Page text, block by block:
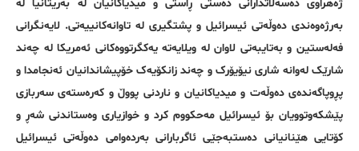
ژەهراوی دەسەڵاتدارانی دەستی ڕاستی و میدیاکانیان لە بەریتانیا لە
بەرژەوەندی دەوڵەتی ئیسرائیل و پشتگیری لە تاوانەکانییەتی. لایەنگرانی
فەلەستین و بەتایبەتی لاوان لە ویلایەتە یەکگرتووەکانی ئەمریکا لە چەند
شارێک لەوانە شاری نیۆیۆرک و چەند زانکۆیەک خۆپیشاندانیان ئەنجامدا و
پڕوپاگەندەی دەوڵەت و میدیاکانیان و ناردنی پووڵ و کەرەستەی سەربازی
پێشکەوتوویان بۆ ئیسرائیل مەحکووم کرد و خوازیاری وەستاندنی شەڕ و
کۆتایی هێنانیانی دەستبەجێی ئاگربارانی بەردەوامی دەوڵەتی ئیسرائیل